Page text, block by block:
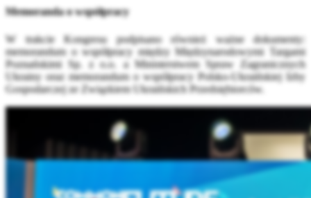
Memoranda o współpracy
W trakcie Kongresu podpisano również ważne dokumenty:
memorandum o współpracy między Międzynarodowymi Targami
Poznańskimi Sp. z o.o. a Ministerstwem Spraw Zagranicznych
Ukrainy oraz memorandum o współpracy Polsko-Ukraińskiej Izby
Gospodarczej ze Związkiem Ukraińskich Przedsiębiorców.